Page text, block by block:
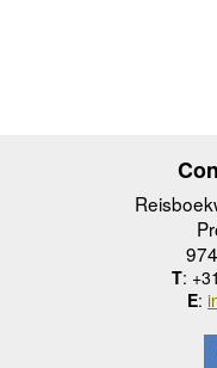
T:
E: